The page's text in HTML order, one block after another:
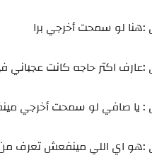
لو سمحت أخرجي برا
اكتر حاجه كانت
يا صافي لو سمحت أخرجي
اي اللي مينفعش تعرف من